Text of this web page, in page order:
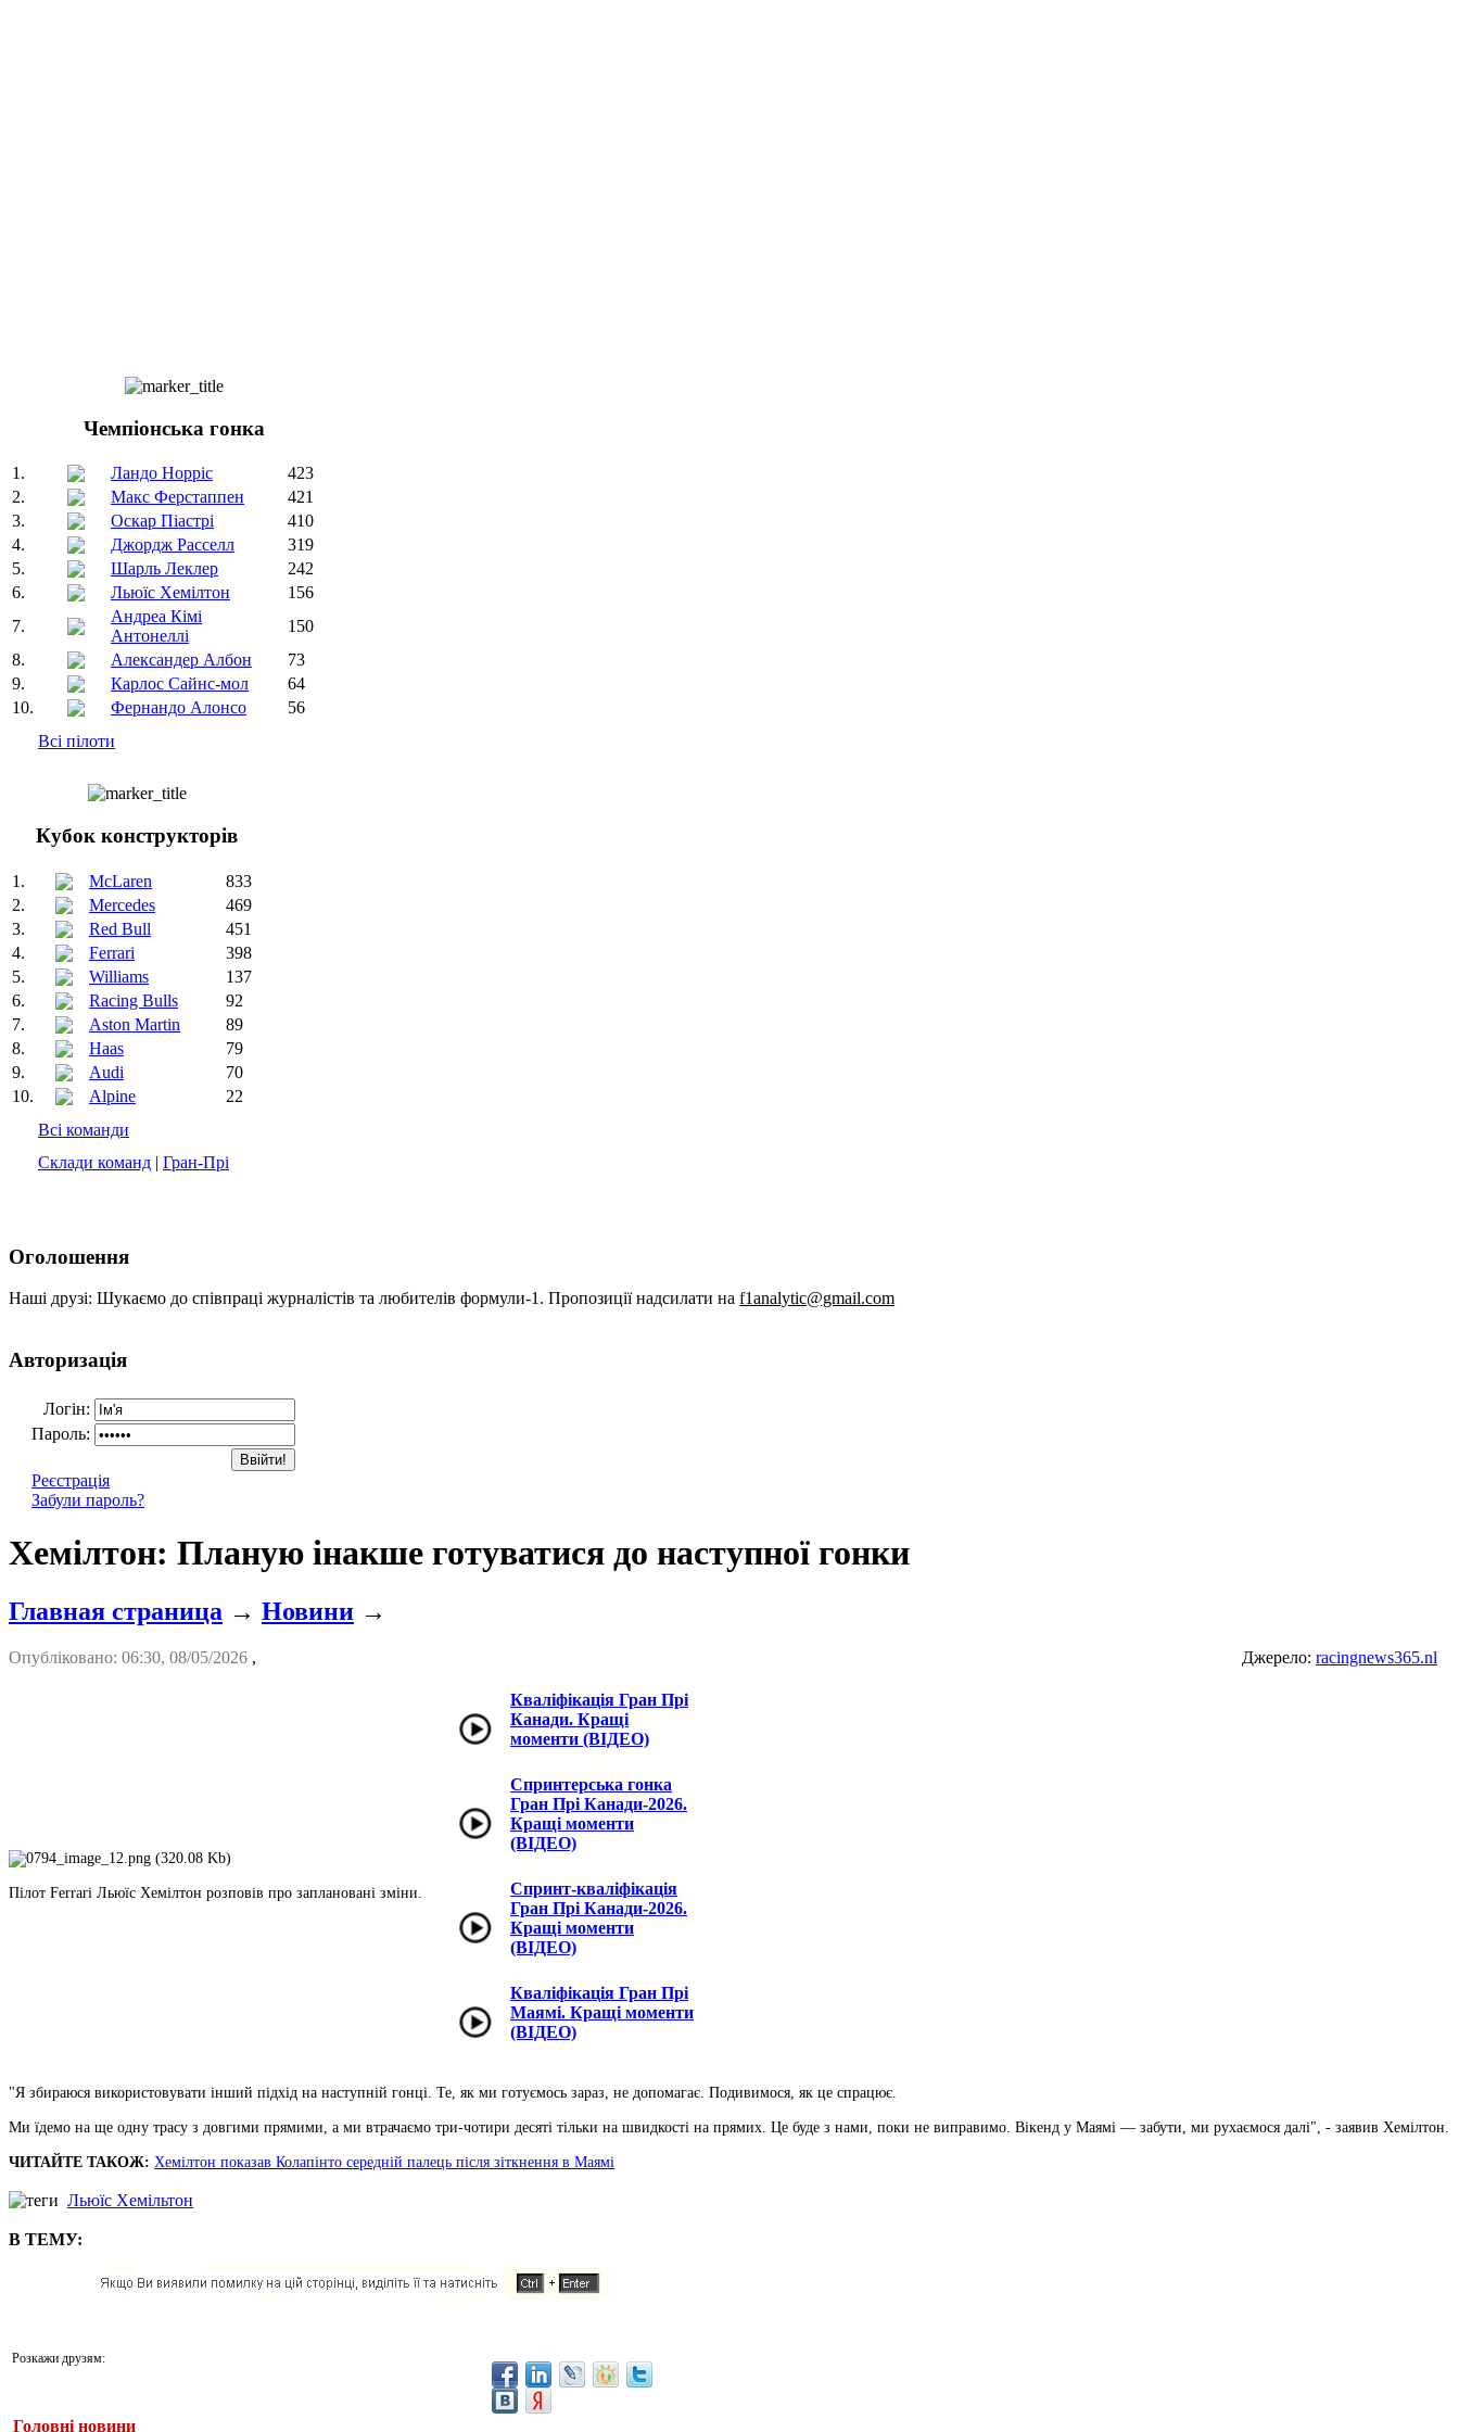
Чемпіонська гонка
1. Ландо Норріс
423
2.
Макс Ферстаппен
421
3.
Оскар Піастрі
410
4.
Джордж Расселл
319
5.
Шарль Леклер
242
6.
Льюїс Хемілтон
156
7.
Андреа Кімі
Антонеллі
150
8.
Александер Албон
73
9.
Карлос Сайнс-мол
64
10.
Фернандо Алонсо
56
Всі пілоти
Кубок конструкторів
1. McLaren
833
2.
Mercedes
469
3.
Red Bull
451
4.
Ferrari
398
5.
Williams
137
6.
Racing Bulls
92
7.
Aston Martin
89
8.
Haas
79
9.
Audi
70
10.
Alpine
22
Всі команди
Склади команд | Гран-Прі
Оголошення
Наші друзі: Шукаємо до співпраці журналістів та любителів формули-1. Пропозиції надсилати на f1analytic@gmail.com
Авторизація
Логін:
Пароль:
Реєстрація
Забули пароль?
Хемілтон: Планую інакше готуватися до наступної гонки
Главная страница → Новини →
Опубліковано: 06:30, 08/05/2026 , Джерело: racingnews365.nl
Пілот Ferrari Льюїс Хемілтон розповів про заплановані зміни.
Кваліфікація Гран Прі
Канади. Кращі
моменти (ВІДЕО)
Спринтерська гонка
Гран Прі Канади-2026.
Кращі моменти
(ВІДЕО)
Спринт-кваліфікація
Гран Прі Канади-2026.
Кращі моменти
(ВІДЕО)
Кваліфікація Гран Прі
Маямі. Кращі моменти
(ВІДЕО)
"Я збираюся використовувати інший підхід на наступній гонці. Те, як ми готуємось зараз, не допомагає. Подивимося, як це спрацює.
Ми їдемо на ще одну трасу з довгими прямими, а ми втрачаємо три-чотири десяті тільки на швидкості на прямих. Це буде з нами, поки не виправимо. Вікенд у Маямі — забути, ми рухаємося далі", - заявив Хемілтон.
ЧИТАЙТЕ ТАКОЖ: Хемілтон показав Колапінто середній палець після зіткнення в Маямі
Льюїс Хемільтон
В ТЕМУ:
Розкажи друзям:
Головні новини